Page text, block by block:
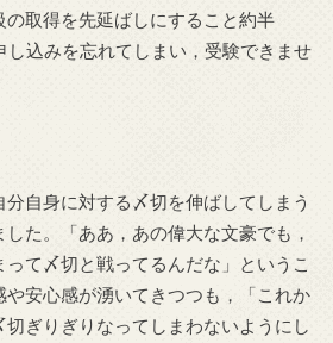
取得を先延ばしにすること約半
込みを忘れてしまい，受験できませ
分自身に対する〆切を伸ばしてしまう
た。「ああ，あの偉大な文豪でも，
て〆切と戦ってるんだな」というこ
や安心感が湧いてきつつも，「これか
ぎりぎりなってしまわないようにし